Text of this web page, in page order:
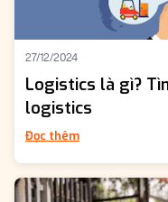
27/12/2024
Logistics là gì?
logistics
Đọc thêm